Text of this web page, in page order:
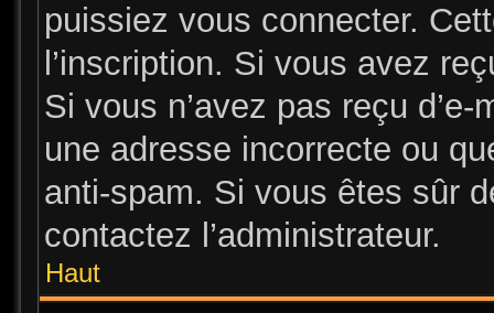
puissiez vous connecter.
l’inscription. Si vous avez
Si vous n’avez pas reçu
une adresse incorrecte ou
anti-spam. Si vous êtes sûr
contactez l’administrateur.
Haut